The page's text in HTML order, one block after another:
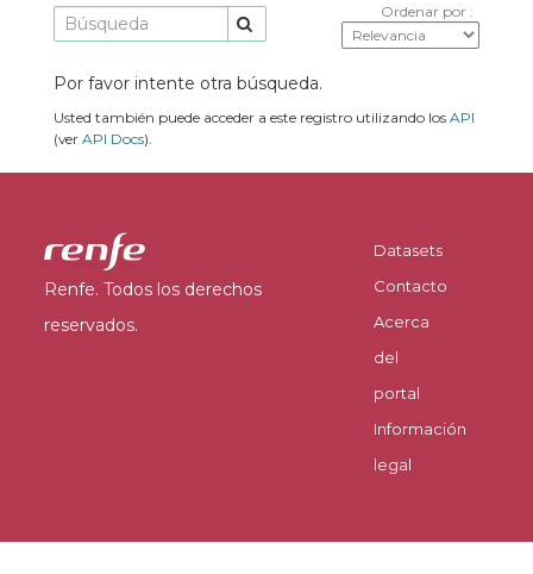
Ordenar por
Por favor intente otra búsqueda.
Usted también puede acceder a este registro utilizando los API
(ver API Docs).
Renfe. Todos los derechos
reservados.
Datasets
Contacto
Acerca
del
portal
Información
legal